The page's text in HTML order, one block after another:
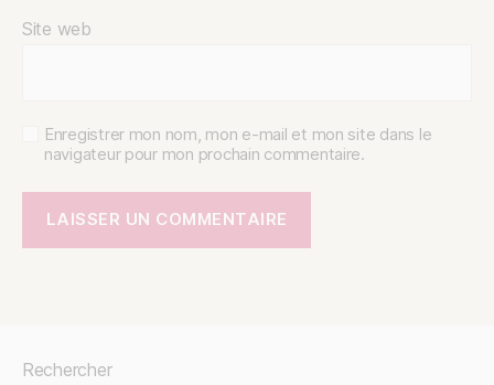
Site web
Enregistrer mon nom, mon e-mail et mon site dans le
navigateur pour mon prochain commentaire.
Rechercher